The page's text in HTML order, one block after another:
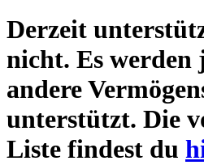
Derzeit
nicht. Es werden
andere
unterstützt. Die
Liste findest du